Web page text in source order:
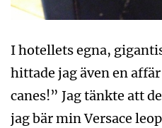
I hotellets egna,
hittade jag även en
canes!” Jag tänkte att
jag bär min Versace